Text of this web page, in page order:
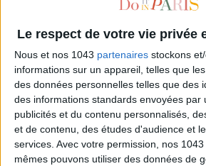
Le respect de votre vie privée
Nous et nos 1043 partenaires stockons
informations sur un appareil, telles que
des données personnelles telles que des
des informations standards envoyées par
publicités et du contenu personnalisés,
et de contenu, des études d'audience et
services. Avec votre permission, nos
mêmes pouvons utiliser des données de
THE SUMMER’S HOTTEST